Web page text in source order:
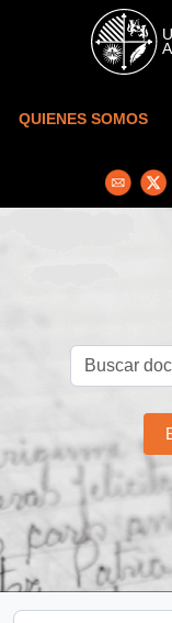
Skip to main content
QUIENES SOMOS